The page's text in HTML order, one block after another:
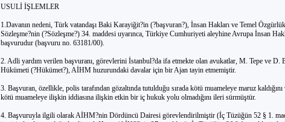
USULİ İŞLEMLER
1.Davanın nedeni, Türk vatandaşı Baki Karayiğit?in (?başvuran?), İnsan Hakları ve Temel
Sözleşme?nin (?Sözleşme?) 34. maddesi uyarınca, Türkiye Cumhuriyeti aleyhine Avrupa İnsan
başvurudur (başvuru no. 63181/00).
2. Adli yardım verilen başvuranı, görevlerini İstanbul?da ifa etmekte olan avukatlar, M. Tepe ve D.
Hükümeti (?Hükümet?), AİHM huzurundaki davalar için bir Ajan tayin etmemiştir.
3. Başvuran, özellikle, polis tarafından gözaltında tutulduğu sırada kötü muameleye maruz
kötü muameleye ilişkin iddiasına ilişkin etkin bir iç hukuk yolu olmadığını ileri sürmüştür.
4. Başvuruyla ilgili olarak AİHM?nin Dördüncü Dairesi görevlendirilmiştir (İç Tüzüğün 52 § 1.